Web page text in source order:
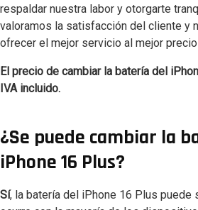
respaldar nuestra labor y otorgarte
valoramos la satisfacción del cliente y
ofrecer el mejor servicio al mejor
El precio de cambiar la batería del
IVA incluido.
¿Se puede cambiar la
iPhone 16 Plus?
Sí, la batería del iPhone 16 Plus puede